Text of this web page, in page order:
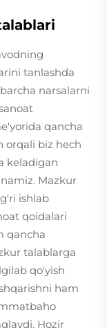
tanlashda
narsalarni
qancha
orqali biz hech
keladigan
Mazkur
ishlab
qoidalari
qancha
talablarga
qo'yish
ham
Hozir